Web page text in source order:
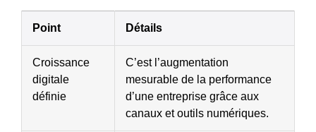
Point Détails
Croissance
digitale
définie
C’est l’augmentation
mesurable de la performance
d’une entreprise grâce aux
canaux et outils numériques.